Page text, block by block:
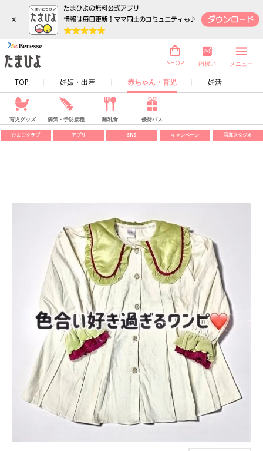
×
TOP 妊娠・出産 赤ちゃん・育児 妊活
SHOP 内祝い メニュー
育児グッズ 病気・予防接種 離乳食 優待パス
ひよこクラブ アプリ SNS キャンペーン 写真スタジオ